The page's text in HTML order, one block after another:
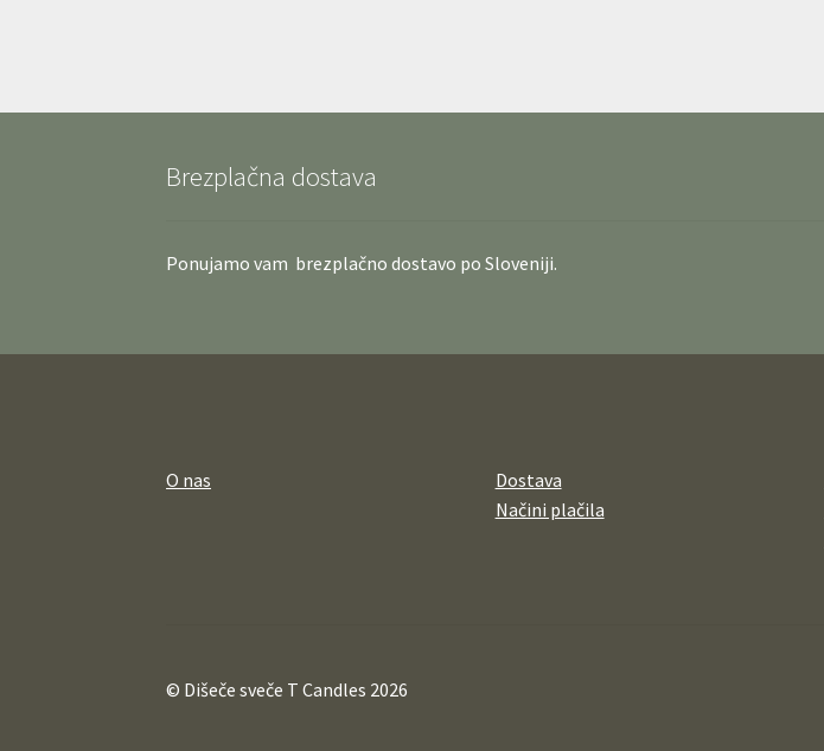
Brezplačna dostava
Ponujamo vam brezplačno dostavo po Sloveniji.
O nas
Dostava
Načini plačila
© Dišeče sveče T Candles 2026